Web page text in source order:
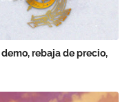
rebaja de precio,